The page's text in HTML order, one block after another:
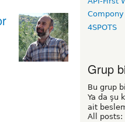
4SPOTS
Grup
Bu grup
Ya da şu
ait
All posts: